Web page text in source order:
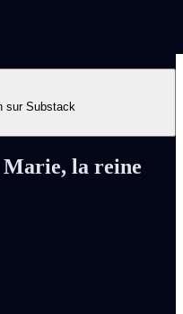
sur Substack
la reine